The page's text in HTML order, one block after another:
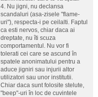
4. Nu jigni, nu declansa
scandaluri (asa-zisele "flame-
uri"), respecta-i pe ceilalti. Faptul
ca esti nervos, chiar daca ai
dreptate, nu îti scuza
comportamentul. Nu vor fi
tolerati cei care se ascund în
spatele anonimatului pentru a
aduce jigniri sau injurii altor
utilizatori sau unor institutii.
Chiar daca sunt folosite stelute,
"beep"-uri în loc de cuvintele